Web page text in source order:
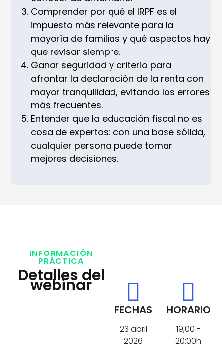
Comprender por qué el IRPF es el
impuesto más relevante para la
mayoría de familias y qué aspectos hay
que revisar siempre.
Ganar seguridad y criterio para
afrontar la declaración de la renta con
mayor tranquilidad, evitando los errores
más frecuentes.
Entender que la educación fiscal no es
cosa de expertos: con una base sólida,
cualquier persona puede tomar
mejores decisiones.
INFORMACIÓN
PRÁCTICA
Detalles del
webinar
FECHAS
23 abril
2026
HORARIO
19,00 -
20:00h